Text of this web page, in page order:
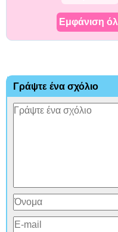
Εμφάνιση
Γράψτε ένα σχόλιο